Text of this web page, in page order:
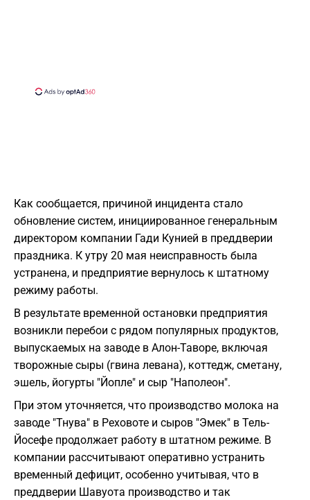
Как сообщается, причиной инцидента стало
обновление систем, инициированное генеральным
директором компании Гади Кунией в преддверии
праздника. К утру 20 мая неисправность была
устранена, и предприятие вернулось к штатному
режиму работы.
В результате временной остановки предприятия
возникли перебои с рядом популярных продуктов,
выпускаемых на заводе в Алон-Таворе, включая
творожные сыры (гвина левана), коттедж, сметану,
эшель, йогурты "Йопле" и сыр "Наполеон".
При этом уточняется, что производство молока на
заводе "Тнува" в Реховоте и сыров "Эмек" в Тель-
Йосефе продолжает работу в штатном режиме. В
компании рассчитывают оперативно устранить
временный дефицит, особенно учитывая, что в
преддверии Шавуота производство и так